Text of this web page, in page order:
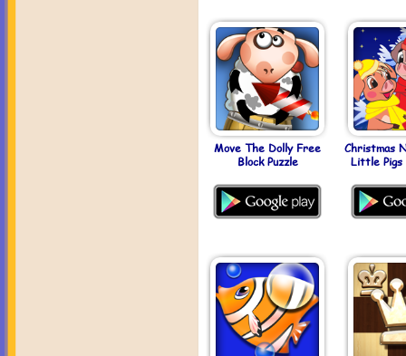
Move The Dolly Free
Block Puzzle
Christmas
Little Pigs